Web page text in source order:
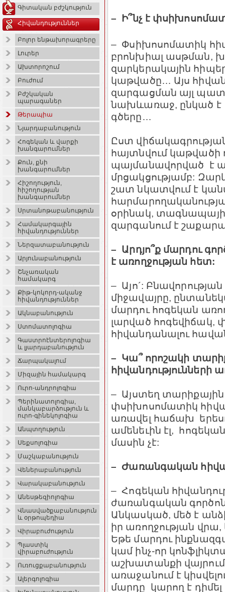
Գիտական բժշկություն
Հիվանդություններ
Բոլոր ենթախորագրերը
Լուրեր
Ախտորոշում
Բուժում
Բժշկական
պարագաներ
Թերապիա
Նյարդաբանություն
Հոգեկան և վարքի
խանգարումներ
Քուն, քնի
խանգարումներ
Հիշողություն,
հիշողության
խանգարումներ
Սրտանոթաբանություն
Համակարգային
հիվանդություններ
Ներզատաբանություն
Արյունաբանություն
Շնչառական
համակարգ
Քիթ-կոկորդ-ականջ
հիվանդություններ
Ակնաբանություն
Ստոմատոլոգիա
Գաստրոէնտերոլոգիա
և լյարդաբանություն
Ճարպակալում
Միզային համակարգ
Ուրո-անդրոլոգիա
Պերինատոլոգիա,
մանկաբարձություն և
ուրո-գինեկոլոգիա
Անպտղություն
Սեքսոլոգիա
Մաշկաբանություն
Վեներաբանություն
Վարակաբանություն
Անեսթեզիոլոգիա
Վնասվածքաբանություն
և օրթոպեդիա
Վիրաբուժություն
Պլաստիկ
վիրաբուժություն
Ուռուցքաբանություն
Ալերգոլոգիա
– Ի՞նչ է
– Փսիխոսոմատիկ
բրոնխիալ ասթման,
զարկերակային
կաթվածը… Այս
զարգացման այլ
նախևառաջ, ընկած է
գծերը…
Ըստ
հայտնվում կաթվածի
պայմանավորված է
մրցակցությամբ:
շատ նկատվում է
օրինակ,
զարգանում է
– Արդյո՞ք մարդու
է առողջության հետ:
– Այո´:
միջավայրը,
մարդու հոգեկան
լարված հոգեվիճակ,
հիվանդանալու
– Կա՞ որոշակի
– Այստեղ տարիքային
փսիխոսոմատիկ
առավել հաճախ
ամենեւին էլ,
մասին չէ:
– Ժառանգական
– Հոգեկան
ժառանգական
Անկասկած, մեծ է
իր առողջության
Եթե մարդու
կամ ինչ-որ
աշխատանքի
առաջանում է
մարդը կարող է